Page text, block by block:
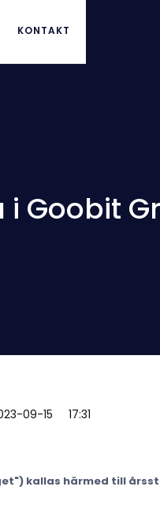
KONTAKT
Goobit
09-15 17:31
kallas härmed till